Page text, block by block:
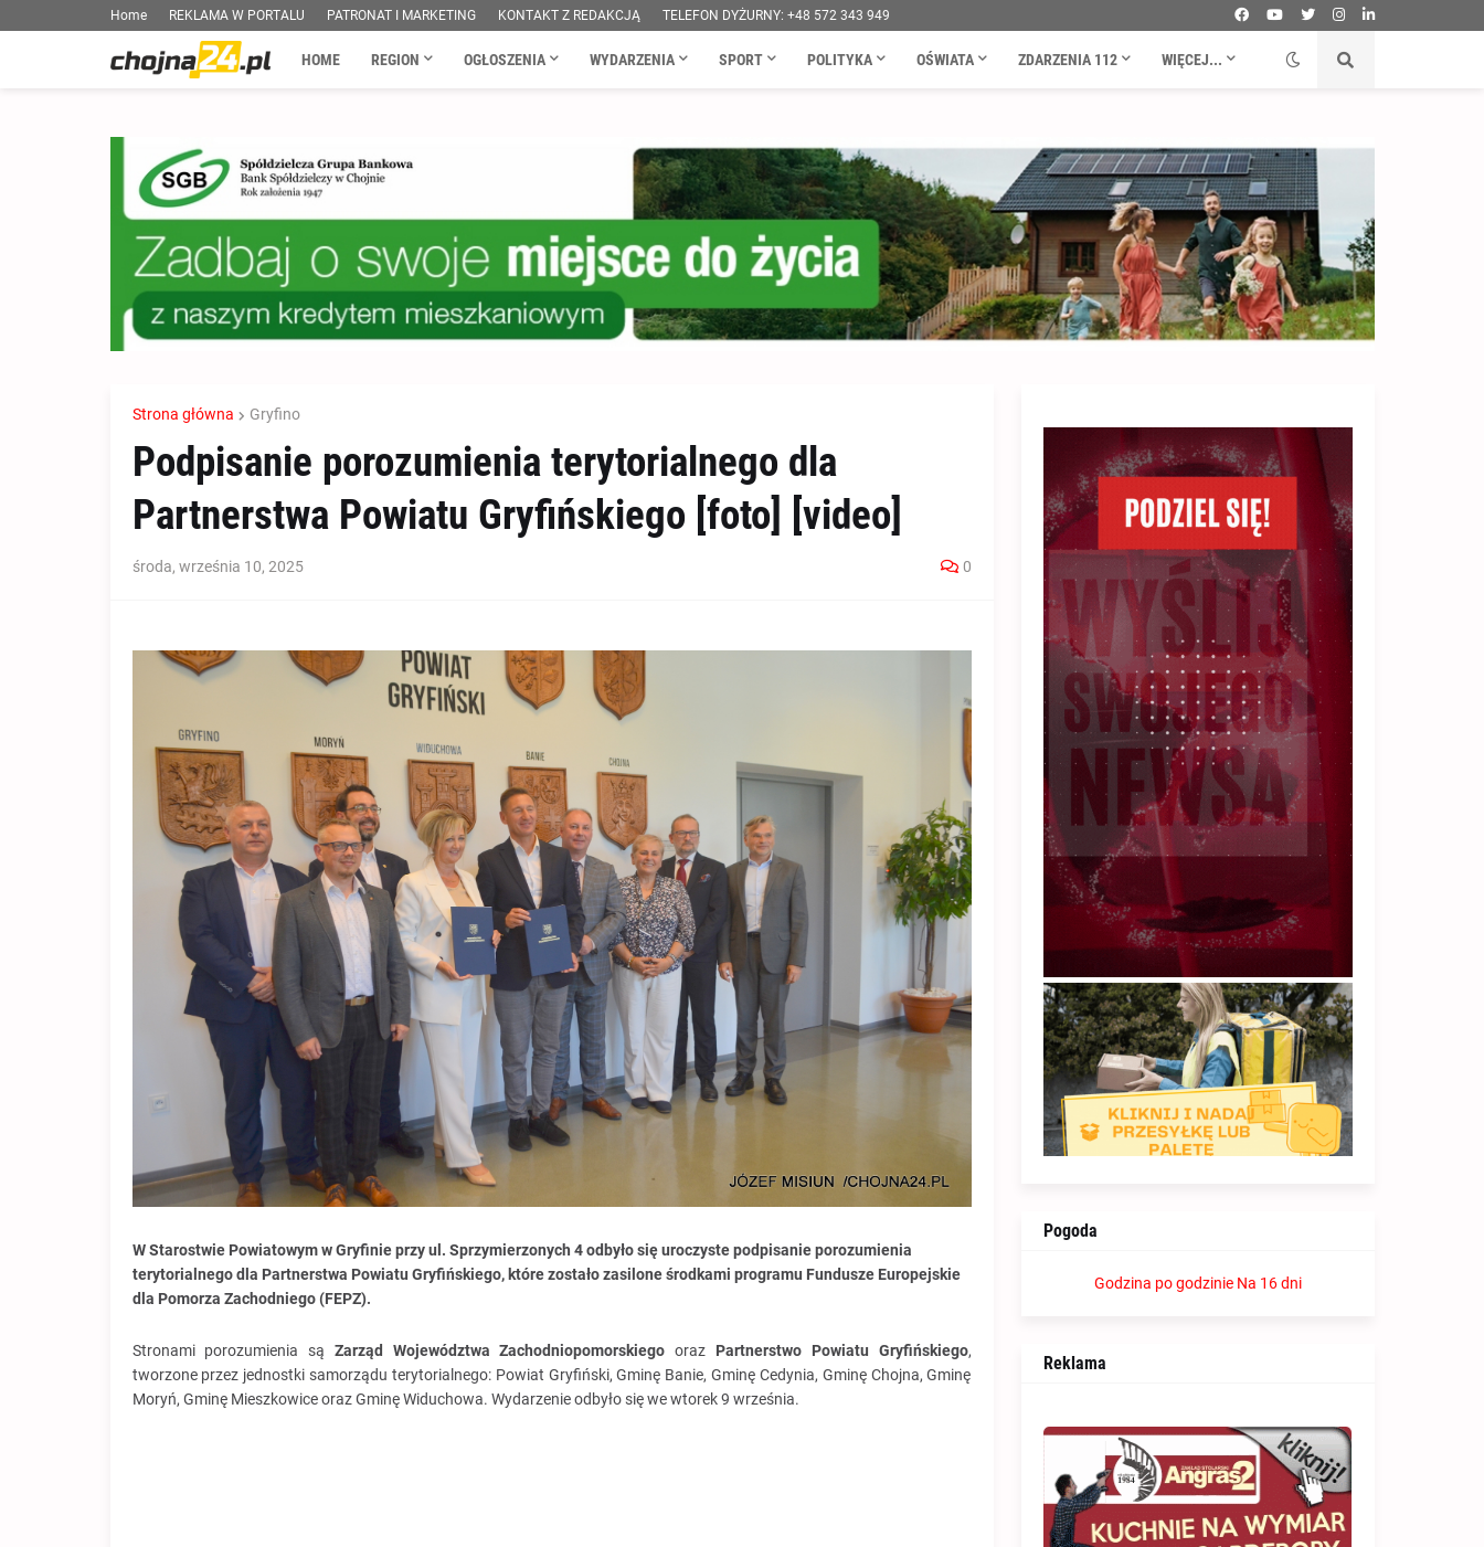
Home REKLAMA W PORTALU PATRONAT I MARKETING KONTAKT Z REDAKCJĄ TELEFON DYŻURNY: +48 572 343 949
HOME REGION OGŁOSZENIA WYDARZENIA SPORT POLITYKA OŚWIATA ZDARZENIA 112 WIĘCEJ...
Strona główna Gryfino
Podpisanie porozumienia terytorialnego dla
Partnerstwa Powiatu Gryfińskiego [foto] [video]
środa, września 10, 2025 0
W Starostwie Powiatowym w Gryfinie przy ul. Sprzymierzonych 4 odbyło się uroczyste podpisanieporozumienia
terytorialnego dla Partnerstwa Powiatu Gryfińskiego, które zostało zasilone środkami programu Fundusze Europejskie
dla Pomorza Zachodniego (FEPZ).
Stronami porozumienia są Zarząd Województwa Zachodniopomorskiego oraz Partnerstwo Powiatu Gryfińskiego,
tworzone przez jednostki samorządu terytorialnego: Powiat Gryfiński, Gminę Banie, Gminę Cedynia, Gminę Chojna, Gminę
Moryń, Gminę Mieszkowice oraz Gminę Widuchowa. Wydarzenie odbyło się we wtorek 9 września.
Pogoda
Godzina po godzinie Na 16 dni
Reklama